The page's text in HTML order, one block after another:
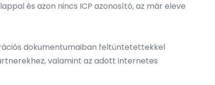
és azon nincs ICP azonosító, az már eleve
dokumentumaiban feltüntetettekkel
valamint az adott internetes